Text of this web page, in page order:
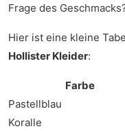
Frage des
Hier ist eine kleine
Hollister Kleider:
Farbe
Pastellblau
Koralle